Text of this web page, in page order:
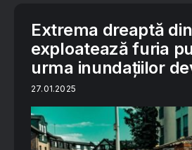
Extrema dreaptă
exploatează furia
urma inundațiilor
27.01.2025